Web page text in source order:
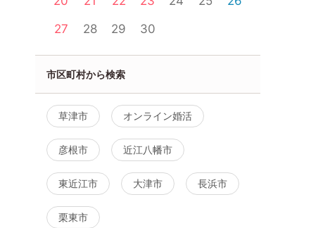
27
28 29 30
市区町村から検索
草津市 オンライン婚活
彦根市 近江八幡市
東近江市 大津市 長浜市
栗東市